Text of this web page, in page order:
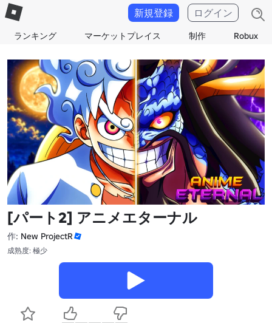
ランキング マーケットプレイス 制作 Robux
新規登録 ログイン
[パート2] アニメエターナル
作: New ProjectR
成熟度: 極少